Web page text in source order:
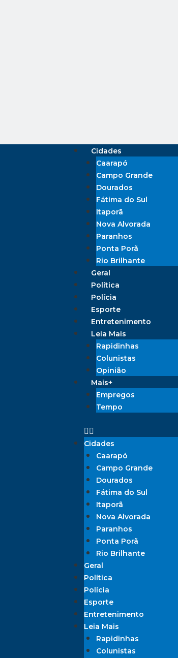
Cidades
Caarapó
Campo Grande
Dourados
Fátima do Sul
Itaporã
Nova Alvorada
Paranhos
Ponta Porã
Rio Brilhante
Geral
Política
Polícia
Esporte
Entretenimento
Leia Mais
Rapidinhas
Colunistas
Opinião
Mais+
Empregos
Tempo
Cidades
Caarapó
Campo Grande
Dourados
Fátima do Sul
Itaporã
Nova Alvorada
Paranhos
Ponta Porã
Rio Brilhante
Geral
Política
Polícia
Esporte
Entretenimento
Leia Mais
Rapidinhas
Colunistas